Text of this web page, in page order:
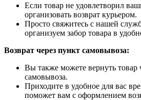
Если товар не удовлетворил
организовать возврат курьером.
Просто свяжитесь с нашей
организуем забор товара в
Возврат через пункт самовывоза:
Вы также можете вернуть товар
самовывоза.
Приходите в удобное для вас
поможет вам с оформлением